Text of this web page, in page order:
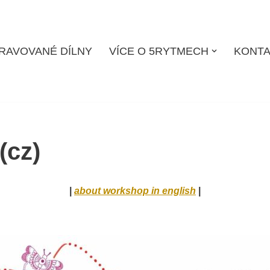
DÍLNY VÍCE O 5RYTMECH
about workshop in english